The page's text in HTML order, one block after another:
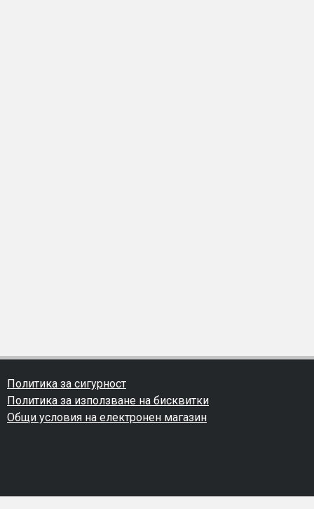
Политика за сигурност
Политика за използване на бисквитки
Общи условия на електронен магазин